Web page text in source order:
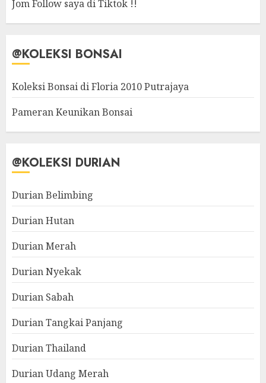
Jom Follow saya di Tiktok !!
@KOLEKSI BONSAI
Koleksi Bonsai di Floria 2010 Putrajaya
Pameran Keunikan Bonsai
@KOLEKSI DURIAN
Durian Belimbing
Durian Hutan
Durian Merah
Durian Nyekak
Durian Sabah
Durian Tangkai Panjang
Durian Thailand
Durian Udang Merah